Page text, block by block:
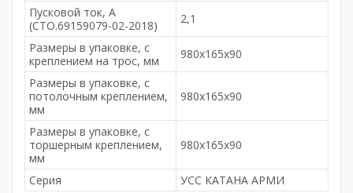
Пусковой ток, А
(СТО.69159079-02-2018)
2,1
Размеры в упаковке, с
креплением на трос, мм
980x165x90
Размеры в упаковке, с
потолочным креплением,
мм
980x165x90
Размеры в упаковке, с
торшерным креплением,
мм
980x165x90
Серия УСС КАТАНА АРМИ